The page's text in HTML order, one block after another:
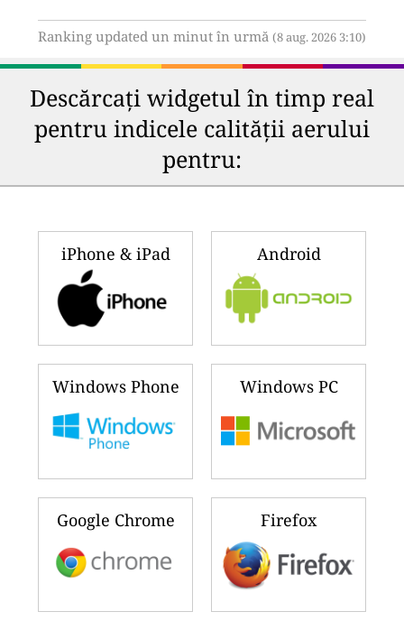
Ranking updated un minut în urmă (8 aug. 2026 3:10)
Descărcați widgetul în timp real
pentru indicele calității aerului
pentru:
iPhone & iPad Android
Windows Phone Windows PC
Google Chrome Firefox